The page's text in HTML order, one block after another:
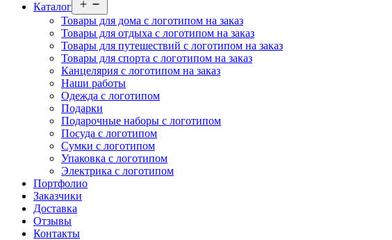
Каталог
меню
Товары для дома с логотипом на заказ
Товары для отдыха с логотипом на заказ
Товары для путешествий с логотипом на заказ
Товары для спорта с логотипом на заказ
Канцелярия с логотипом на заказ
Наши работы
Одежда с логотипом
Подарки
Подарочные наборы с логотипом
Посуда с логотипом
Сумки с логотипом
Упаковка с логотипом
Электрика с логотипом
Портфолио
Заказчики
Доставка
Отзывы
Контакты